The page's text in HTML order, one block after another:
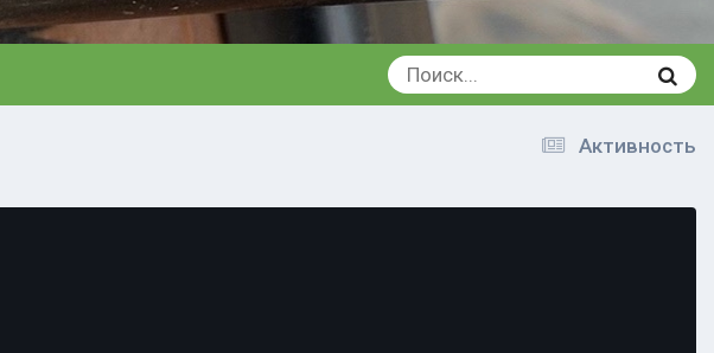
Активность